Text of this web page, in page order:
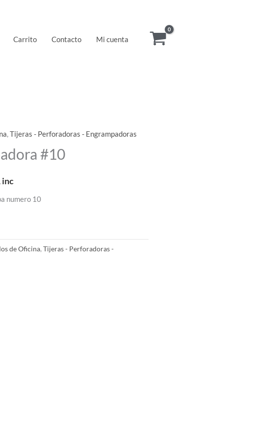
Carrito Contacto Mi cuenta
,Tijeras - Perforadoras - Engrampadoras
#10
inc
numero 10
de Oficina,Tijeras - Perforadoras -